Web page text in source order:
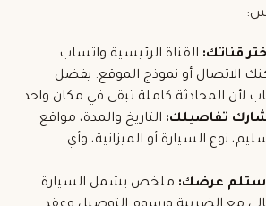
القناة الرئيسية واتساب
الاتصال أو نموذج الموقع. يفضل
لأن المحادثة كاملة تبقى في مكان واحد
التاريخ والمدة، مواقع
نوع السيارة أو الميزانية، وأي
ملخص يشمل السيارة